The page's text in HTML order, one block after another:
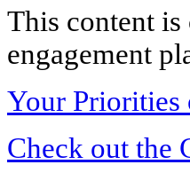
This content is
engagement
Your Priorities
Check out the